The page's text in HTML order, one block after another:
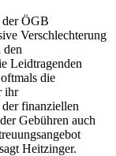
der ÖGB
Verschlechterung
den
Leidtragenden
die
ihr
finanziellen
Gebühren auch
Heitzinger.